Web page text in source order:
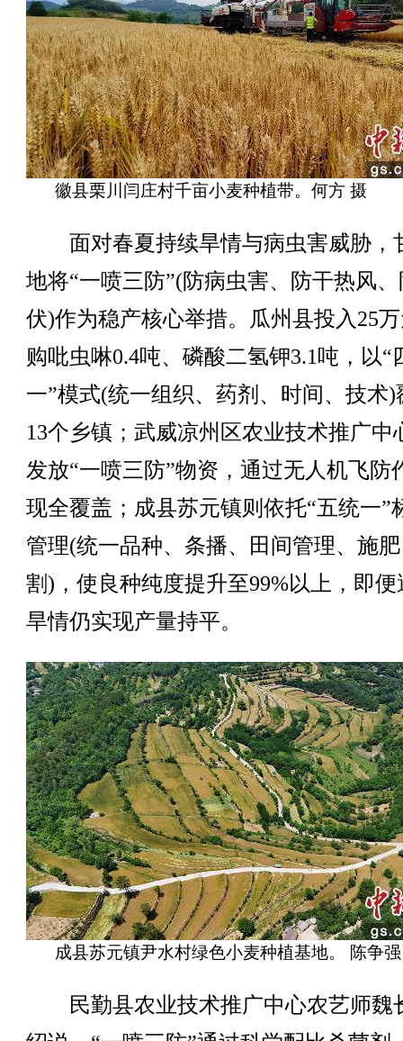
徽县栗川闫庄村千亩小麦种植带。何方 摄
面对春夏持续旱情与病虫害威胁，
地将“一喷三防”(防病虫害、防干热风
伏)作为稳产核心举措。瓜州县投入25
购吡虫啉0.4吨、磷酸二氢钾3.1吨，以“
一”模式(统一组织、药剂、时间、技术)
13个乡镇；武威凉州区农业技术推广中
发放“一喷三防”物资，通过无人机飞防
现全覆盖；成县苏元镇则依托“五统一”
管理(统一品种、条播、田间管理、施
割)，使良种纯度提升至99%以上，即便
旱情仍实现产量持平。
成县苏元镇尹水村绿色小麦种植基地。 陈争
民勤县农业技术推广中心农艺师魏